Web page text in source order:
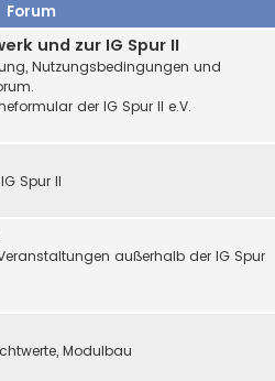
e
Forum
und zur IG Spur II
Nutzungsbedingungen und
der IG Spur II e.V.
Spur II
außerhalb der IG Spur
Modulbau